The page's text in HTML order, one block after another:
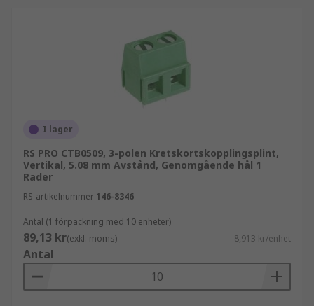
I sortimentet finns även PCB-plintar från RS PRO.
Vårt eget varumärke kombinerar verifierad
kvalitet, konsekvent prestanda och
konkurrenskraftigt pris, vilket gör RS PRO till ett
tryggt val för både utveckling och
Utforska RS PRO-sortimentet .
Relaterade kategorier
PCB-kontakter
Hitta rätt PCB-plintar hos RS
I lager
RS PRO CTB0509, 3-polen Kretskortskopplingsplint,
Vertikal, 5.08 mm Avstånd, Genomgående hål 1
Rader
RS-artikelnummer 146-8346
Antal (1 förpackning med 10 enheter)
89,13 kr(exkl. moms) 8,913 kr/enhet
Antal